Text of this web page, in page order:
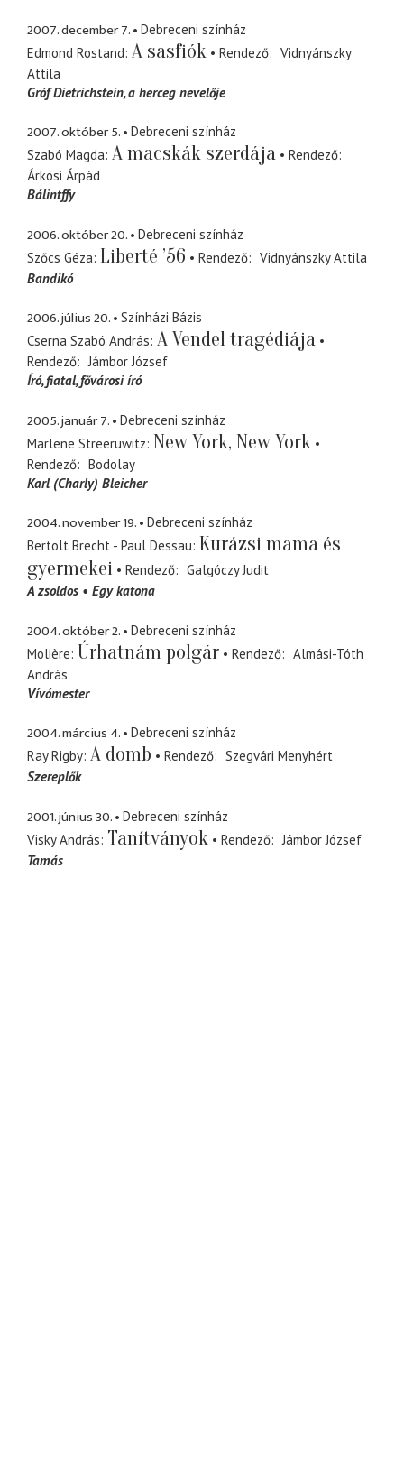
2007. december 7.
Debreceni színház
Edmond Rostand A sasfiók Rendező
Vidnyánszky
Attila
Gróf Dietrichstein a herceg nevelője
2007. október 5.
Debreceni színház
Szabó Magda A macskák szerdája
Rendező
Árkosi Árpád
Bálintffy
2006. október 20.
Debreceni színház
Szőcs Géza Liberté ’56 Rendező
Vidnyánszky Attila
Bandikó
2006. július 20.
Színházi Bázis
Cserna Szabó András A Vendel tragédiája
Rendező
Jámbor József
Író fiatal, fővárosi író
2005. január 7.
Debreceni színház
Marlene Streeruwitz New York, New York
Rendező
Bodolay
Karl (Charly) Bleicher
2004. november 19.
Debreceni színház
Bertolt Brecht - Paul Dessau Kurázsi mama és
gyermekei
Rendező
Galgóczy Judit
A zsoldos
Egy katona
2004. október 2.
Debreceni színház
Molière Úrhatnám polgár Rendező
Almási-Tóth
András
Vívómester
2004. március 4.
Debreceni színház
Ray Rigby A domb Rendező
Szegvári Menyhért
Szereplők
2001. június 30.
Debreceni színház
Visky András Tanítványok Rendező
Jámbor József
Tamás